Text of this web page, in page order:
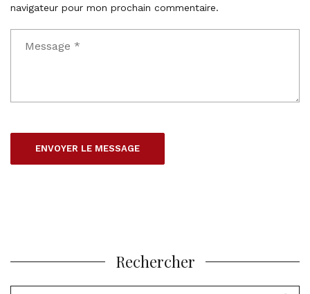
navigateur pour mon prochain commentaire.
Rechercher